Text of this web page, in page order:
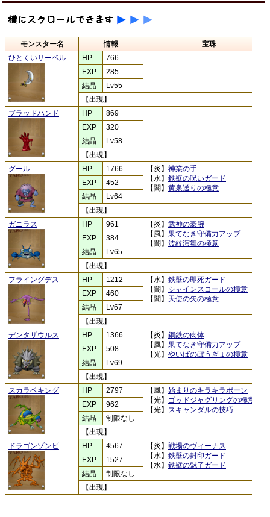
モンスター名 情報
宝珠
ひとくいサーベル
HP
766
EXP
285
結晶
Lv55
【出現】
ブラッドハンド
HP
869
EXP
320
結晶
Lv58
【出現】
グール
HP 1766 【炎】 神業の手
【水】 鉄壁の呪いガード
【闇】 黄泉送りの極意
EXP
452
結晶
Lv64
【出現】
ガニラス
HP 961 【炎】 武神の豪腕
【風】 果てなき守備力アップ
【闇】 波紋演舞の極意
EXP
384
結晶
Lv65
【出現】
フライングデス
HP 1212 【水】 鉄壁の即死ガード
【闇】 シャインスコールの極意
【闇】 天使の矢の極意
EXP
460
結晶
Lv67
【出現】
デンタザウルス
HP 1366 【炎】 鋼鉄の肉体
【風】 果てなき守備力アップ
【光】 やいばのぼうぎょの極意
EXP
508
結晶
Lv69
【出現】
スカラベキング
HP 2797 【風】 始まりのキラキラポーン
【光】 ゴッドジャグリングの極意
【光】
スキャンダルの技巧
EXP
962
結晶
制限なし
【出現】
ドラゴンゾンビ
HP 4567 【炎】 戦場のヴィーナス
【水】 鉄壁の封印ガード
【水】 鉄壁の魅了ガード
EXP
1527
結晶
制限なし
【出現】